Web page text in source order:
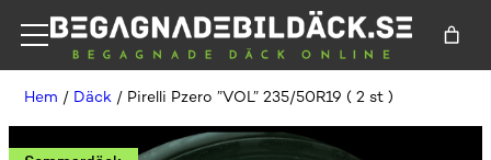
Hem / Däck / Pirelli Pzero ”VOL” 235/50R19 ( 2 st )